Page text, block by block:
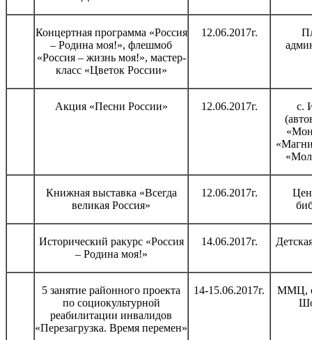
Концертная программа «Россия
– Родина моя!», флешмоб
«Россия – жизнь моя!», мастер-
класс «Цветок России»
12.06.2017г.
Акция «Песни России» 12.06.2017г.
с.
Книжная выставка «Всегда
великая Россия»
12.06.2017г.
Исторический ракурс «Россия
– Родина моя!»
14.06.2017г.
5 занятие районного проекта
по социокультурной
реабилитации инвалидов
«Перезагрузка. Время перемен»
14-15.06.2017г.
ММЦ,